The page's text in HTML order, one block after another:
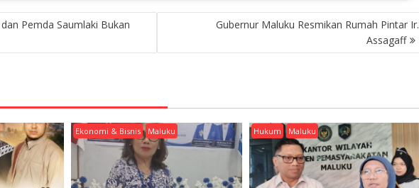
Pemda Saumlaki Bukan
Gubernur Maluku Resmikan Rumah Pintar Ir.
Assagaff
Ekonomi & Bisnis Maluku Hukum Maluku